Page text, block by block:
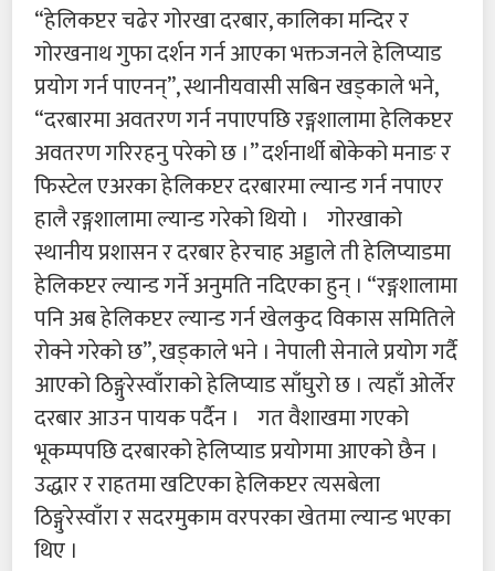
“हेलिकप्टर चढेर गोरखा दरबार, कालिका मन्दिर र
गोरखनाथ गुफा दर्शन गर्न आएका भक्तजनले हेलिप्याड
प्रयोग गर्न पाएनन्”, स्थानीयवासी सबिन खड्काले भने,
“दरबारमा अवतरण गर्न नपाएपछि रङ्गशालामा हेलिकप्टर
अवतरण गरिरहनु परेको छ ।” दर्शनार्थी बोकेको मनाङ र
फिस्टेल एअरका हेलिकप्टर दरबारमा ल्यान्ड गर्न नपाएर
हालै रङ्गशालामा ल्यान्ड गरेको थियो । गोरखाको
स्थानीय प्रशासन र दरबार हेरचाह अड्डाले ती हेलिप्याडमा
हेलिकप्टर ल्यान्ड गर्ने अनुमति नदिएका हुन् । “रङ्गशालामा
पनि अब हेलिकप्टर ल्यान्ड गर्न खेलकुद विकास समितिले
रोक्ने गरेको छ”, खड्काले भने । नेपाली सेनाले प्रयोग गर्दै
आएको ठिङ्गुरेस्वाँराको हेलिप्याड साँघुरो छ । त्यहाँ ओर्लेर
दरबार आउन पायक पर्दैन । गत वैशाखमा गएको
भूकम्पपछि दरबारको हेलिप्याड प्रयोगमा आएको छैन ।
उद्धार र राहतमा खटिएका हेलिकप्टर त्यसबेला
ठिङ्गुरेस्वाँरा र सदरमुकाम वरपरका खेतमा ल्यान्ड भएका
थिए ।